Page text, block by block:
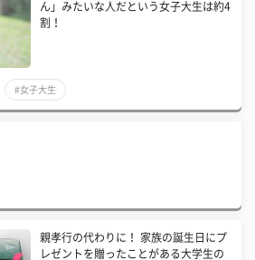
ん」みたいな人だという女子大生は約4
割！
#女子大生
親孝行の代わりに！ 家族の誕生日にプ
レゼントを贈ったことがある大学生の